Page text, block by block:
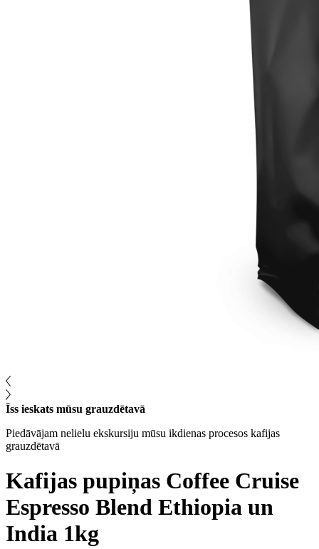
Īss ieskats mūsu grauzdētavā
Piedāvājam nelielu ekskursiju mūsu ikdienas procesos kafijas
grauzdētavā
Kafijas pupiņas Coffee Cruise
Espresso Blend Ethiopia un
India 1kg